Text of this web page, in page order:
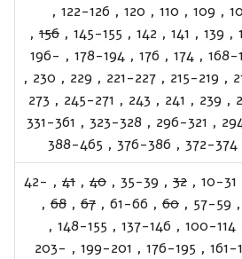
,
109
,
110
,
120
,
122-126
,
,
139
,
141
,
142
,
145-155
,
156
,
168-
,
174
,
176
,
178-194
,
196-
,
215-219
,
221-227
,
229
,
230
,
,
239
,
241
,
243
,
245-271
,
273
,
296-321
,
323-328
,
331-361
372-374
,
376-386
,
388-465
10-31
,
32
,
35-39
,
40
,
41
,
42-
,
57-59
,
60
,
61-66
,
67
,
68
,
100-114
,
137-146
,
148-155
,
161-
,
176-195
,
199-201
,
203-